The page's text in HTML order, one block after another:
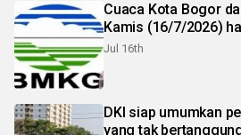
Cuaca Kota Bogor
Kamis (16/7/2026)
Jul 16th
DKI siap umumkan
yang tak